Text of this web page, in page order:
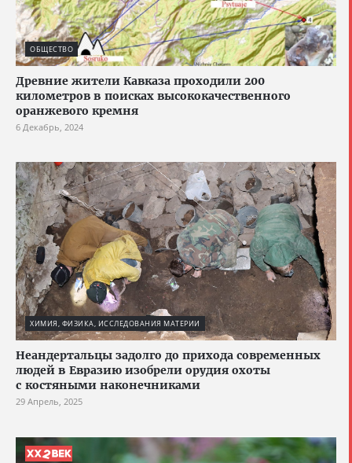
ОБЩЕСТВО
Древние жители Кавказа проходили 200
километров в поисках высококачественного
оранжевого кремня
6 Декабрь, 2024
ХИМИЯ, ФИЗИКА, ИССЛЕДОВАНИЯ МАТЕРИИ
Неандертальцы задолго до прихода современных
людей в Евразию изобрели орудия охоты
с костяными наконечниками
29 Апрель, 2025